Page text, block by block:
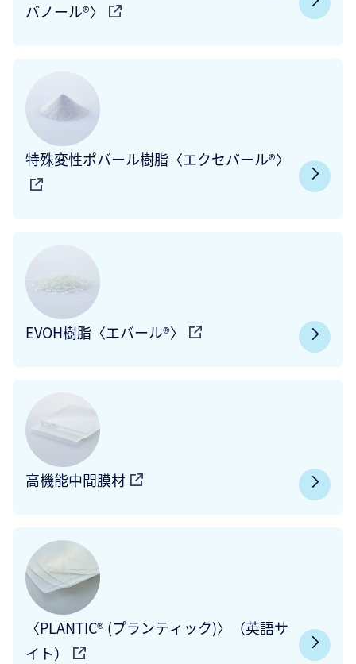
バノール®〉
特殊変性ポバール樹脂〈エクセバール®〉
EVOH樹脂〈エバール®〉
高機能中間膜材
〈PLANTIC® (プランティック)〉（英語サ
イト）